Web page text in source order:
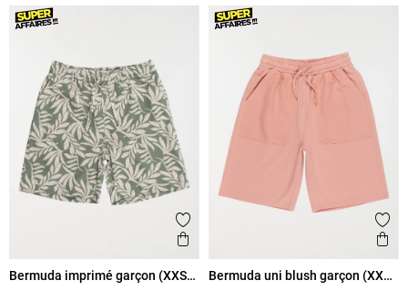
Ajouter aux favoris
Aperçu rapide
Bermuda imprimé garçon (XXS-
Bermuda uni blush garçon (XXS-